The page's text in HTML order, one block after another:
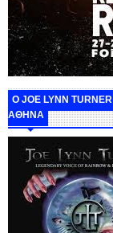
O JOE LYNN
ΑΘΗΝΑ